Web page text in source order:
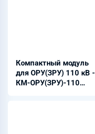
Компактный модуль
для ОРУ(ЗРУ) 110 кВ -
КМ-ОРУ(ЗРУ)-110